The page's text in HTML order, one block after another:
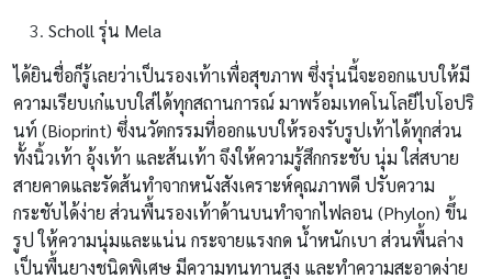
Scholl รุ่น Mela
ได้ยินชื่อก็รู้เลยว่าเป็นรองเท้าเพื่อสุขภาพ ซึ่งรุ่นนี้จะออกแบบให้มี
ความเรียบเก๋แบบใส่ได้ทุกสถานการณ์ มาพร้อมเทคโนโลยีไบโอปริ
นท์ (Bioprint) ซึ่งนวัตกรรมที่ออกแบบให้รองรับรูปเท้าได้ทุกส่วน
ทั้งนิ้วเท้า อุ้งเท้า และส้นเท้า จึงให้ความรู้สึกกระชับ นุ่ม ใส่สบาย
สายคาดและรัดส้นทำจากหนังสังเคราะห์คุณภาพดี ปรับความ
กระชับได้ง่าย ส่วนพื้นรองเท้าด้านบนทำจากไฟลอน (Phylon) ขึ้น
รูป ให้ความนุ่มและแน่น กระจายแรงกด น้ำหนักเบา ส่วนพื้นล่าง
เป็นพื้นยางชนิดพิเศษ มีความทนทานสูง และทำความสะอาดง่าย